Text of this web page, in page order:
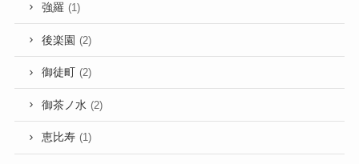
強羅 (1)
後楽園 (2)
御徒町 (2)
御茶ノ水 (2)
恵比寿 (1)